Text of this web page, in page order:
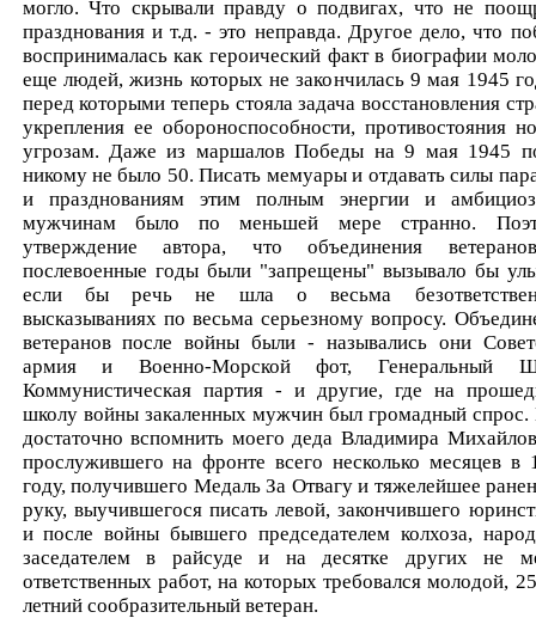
могло. Что скрывали правду о подвигах, что не
празднования и т.д. - это неправда. Другое дело, что
воспринималась как героический факт в биографии
еще людей, жизнь которых не закончилась 9 мая 1945
перед которыми теперь стояла задача восстановления
укрепления ее обороноспособности, противостояния
угрозам. Даже из маршалов Победы на 9 мая 1945
никому не было 50. Писать мемуары и отдавать силы
и празднованиям этим полным энергии и
мужчинам было по меньшей мере странно.
утверждение автора, что объединения
послевоенные годы были "запрещены" вызывало бы
если бы речь не шла о весьма
высказываниях по весьма серьезному вопросу.
ветеранов после войны были - назывались они
армия и Военно-Морской фот, Генеральный
Коммунистическая партия - и другие, где на
школу войны закаленных мужчин был громадный
достаточно вспомнить моего деда Владимира
прослужившего на фронте всего несколько месяцев в
году, получившего Медаль За Отвагу и тяжелейшее
руку, выучившегося писать левой, закончившего
и после войны бывшего председателем колхоза,
заседателем в райсуде и на десятке других не
ответственных работ, на которых требовался молодой,
летний сообразительный ветеран.